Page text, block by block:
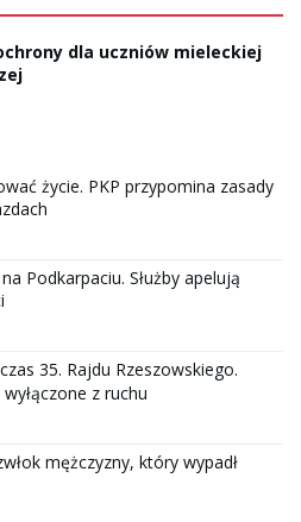
dla uczniów mieleckiej
życie. PKP przypomina zasady
Podkarpaciu. Służby apelują
35. Rajdu Rzeszowskiego.
z ruchu
mężczyzny, który wypadł